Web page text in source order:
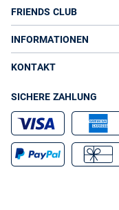
FRIENDS CLUB
INFORMATIONEN
KONTAKT
SICHERE ZAHLUNG